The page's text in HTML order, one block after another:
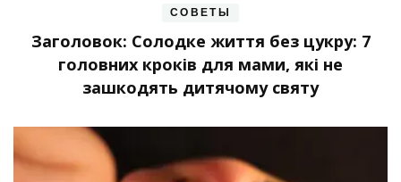
СОВЕТЫ
Заголовок: Солодке життя без цукру: 7
головних кроків для мами, які не
зашкодять дитячому святу